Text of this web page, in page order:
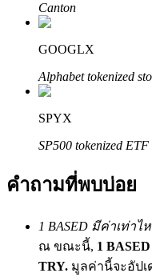
เชิญเพื่อนเพื่อรับราง
BTC Welcome Rewards
Canton
GOOGLX
Alphabet tokenized
SPYX
SP500 tokenized ETF
คำถามที่พบบ่อย
1 BASED มีค่าเท่าไ
ณ ขณะนี้, 1
TRY. มูลค่านี้จะอัปเ